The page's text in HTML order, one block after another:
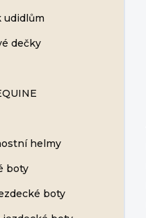
udidlům
dečky
helmy
boty
boty